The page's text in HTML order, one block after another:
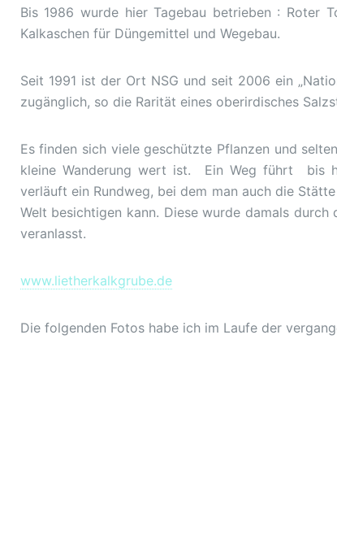
Bis 1986 wurde hier Tagebau betrieben : Roter
Kalkaschen für Düngemittel und Wegebau.
Seit 1991 ist der Ort NSG und seit 2006 ein
zugänglich, so die Rarität eines oberirdisches
Es finden sich viele geschützte Pflanzen und
kleine Wanderung wert ist. Ein Weg führt bis
verläuft ein Rundweg, bei dem man auch die
Welt besichtigen kann. Diese wurde damals
veranlasst.
www.lietherkalkgrube.de
Die folgenden Fotos habe ich im Laufe der